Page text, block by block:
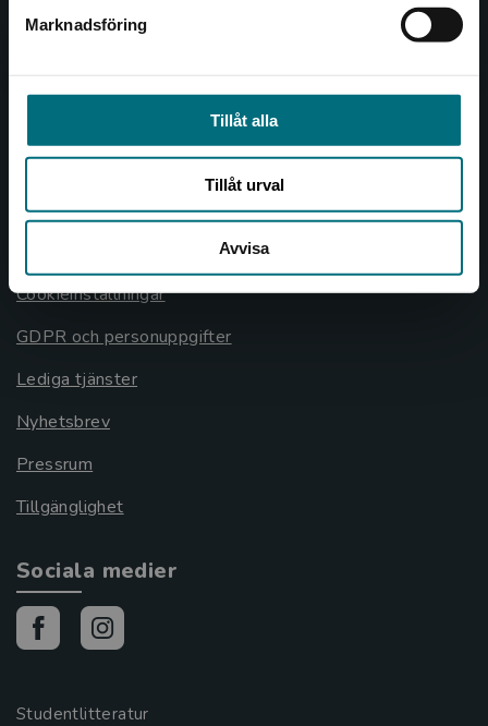
Marknadsföring
Tillåt alla
Tillåt urval
Avvisa
Köpvillkor
Allmänna länkar
Om oss
Cookieinställningar
GDPR och personuppgifter
Lediga tjänster
Nyhetsbrev
Pressrum
Tillgänglighet
Sociala medier
Studentlitteratur